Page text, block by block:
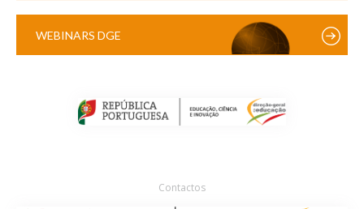
WEBINARS DGE
Contactos